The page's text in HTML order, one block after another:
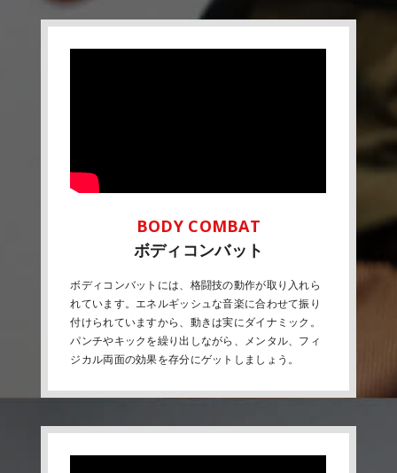
ボディコンバット
ボディコンバットには、格闘技の動作が取り入れら
れています。エネルギッシュな音楽に合わせて振り
付けられていますから、動きは実にダイナミック。
パンチやキックを繰り出しながら、メンタル、フィ
ジカル両面の効果を存分にゲットしましょう。